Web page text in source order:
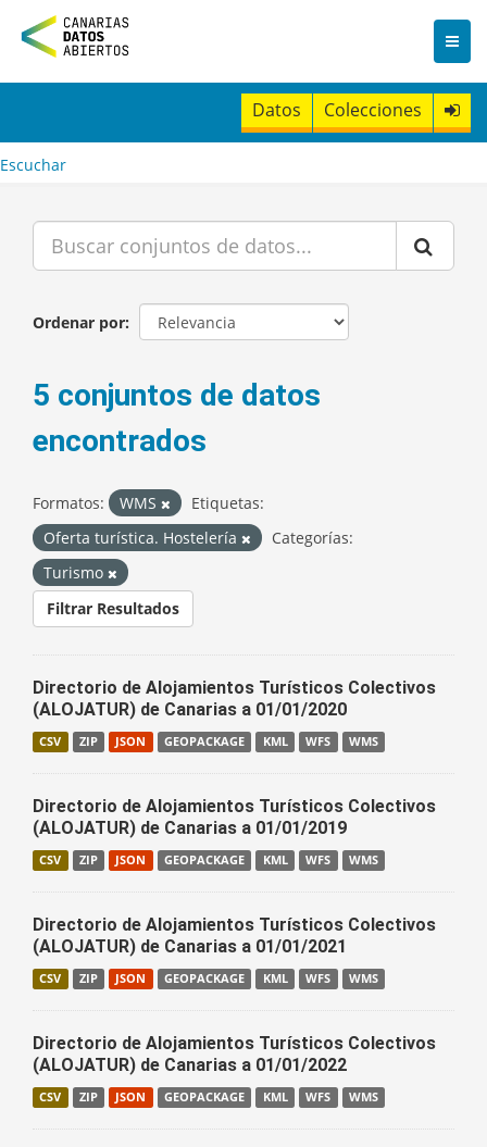
n
t
Datos Colecciones
Escuchar
Ordenar por
5 conjuntos de datos
encontrados
Formatos: WMS
Etiquetas:
Oferta turística. Hostelería
Categorías:
Turismo
Filtrar Resultados
Directorio de Alojamientos Turísticos Colectivos
(ALOJATUR) de Canarias a 01/01/2020
CSV ZIP JSON GEOPACKAGE KML WFS WMS
Directorio de Alojamientos Turísticos Colectivos
(ALOJATUR) de Canarias a 01/01/2019
CSV ZIP JSON GEOPACKAGE KML WFS WMS
Directorio de Alojamientos Turísticos Colectivos
(ALOJATUR) de Canarias a 01/01/2021
CSV ZIP JSON GEOPACKAGE KML WFS WMS
Directorio de Alojamientos Turísticos Colectivos
(ALOJATUR) de Canarias a 01/01/2022
CSV ZIP JSON GEOPACKAGE KML WFS WMS